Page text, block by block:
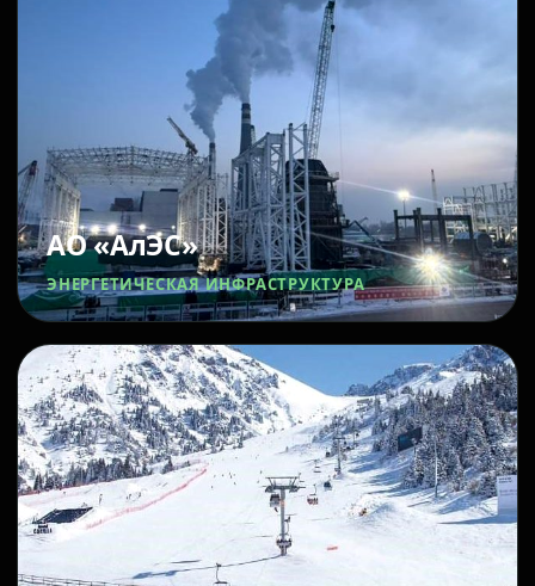
АО «АлЭС»
ЭНЕРГЕТИЧЕСКАЯ ИНФРАСТРУКТУРА